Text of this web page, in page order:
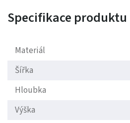
Specifikace produktu
Materiál
Šířka
Hloubka
Výška